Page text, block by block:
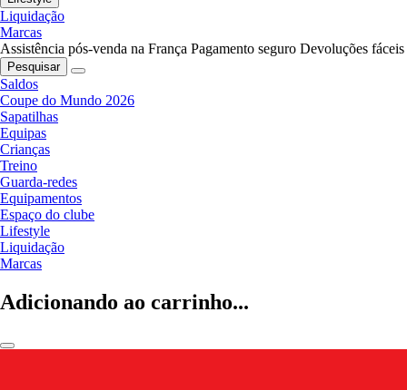
Liquidação
Marcas
Assistência pós-venda na França Pagamento seguro Devoluções fáceis
Pesquisar
Saldos
Coupe do Mundo 2026
Sapatilhas
Equipas
Crianças
Treino
Guarda-redes
Equipamentos
Espaço do clube
Lifestyle
Liquidação
Marcas
Adicionando ao carrinho...